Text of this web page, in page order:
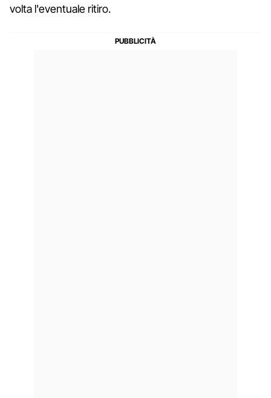
volta l'eventuale ritiro.